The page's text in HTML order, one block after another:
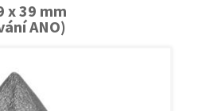
x 39 mm
ANO)